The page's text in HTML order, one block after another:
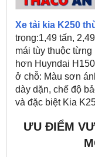
Xe tải kia K250
trọng:1,49 tấn,
mái tùy thuộc
hơn Huyndai
ở chỗ: Màu sơn
dày dặn, chế độ
và đặc biệt Kia
ƯU ĐIỂM